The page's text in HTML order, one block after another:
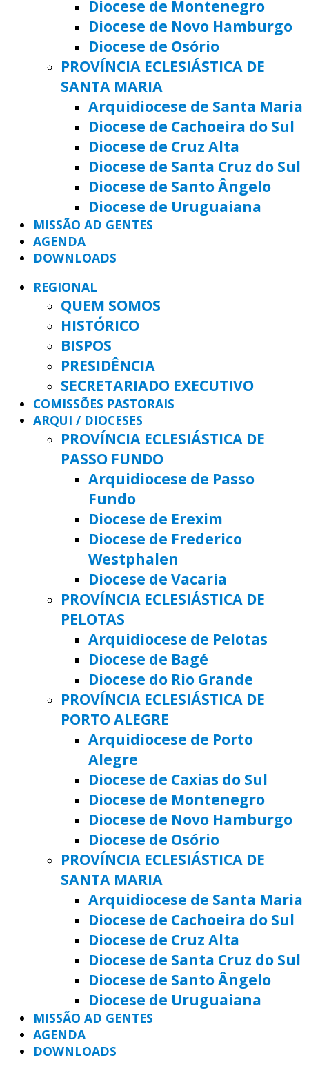
Diocese de Montenegro
Diocese de Novo Hamburgo
Diocese de Osório
PROVÍNCIA ECLESIÁSTICA DE
SANTA MARIA
Arquidiocese de Santa Maria
Diocese de Cachoeira do Sul
Diocese de Cruz Alta
Diocese de Santa Cruz do Sul
Diocese de Santo Ângelo
Diocese de Uruguaiana
MISSÃO AD GENTES
AGENDA
DOWNLOADS
REGIONAL
QUEM SOMOS
HISTÓRICO
BISPOS
PRESIDÊNCIA
SECRETARIADO EXECUTIVO
COMISSÕES PASTORAIS
ARQUI / DIOCESES
PROVÍNCIA ECLESIÁSTICA DE
PASSO FUNDO
Arquidiocese de Passo
Fundo
Diocese de Erexim
Diocese de Frederico
Westphalen
Diocese de Vacaria
PROVÍNCIA ECLESIÁSTICA DE
PELOTAS
Arquidiocese de Pelotas
Diocese de Bagé
Diocese do Rio Grande
PROVÍNCIA ECLESIÁSTICA DE
PORTO ALEGRE
Arquidiocese de Porto
Alegre
Diocese de Caxias do Sul
Diocese de Montenegro
Diocese de Novo Hamburgo
Diocese de Osório
PROVÍNCIA ECLESIÁSTICA DE
SANTA MARIA
Arquidiocese de Santa Maria
Diocese de Cachoeira do Sul
Diocese de Cruz Alta
Diocese de Santa Cruz do Sul
Diocese de Santo Ângelo
Diocese de Uruguaiana
MISSÃO AD GENTES
AGENDA
DOWNLOADS